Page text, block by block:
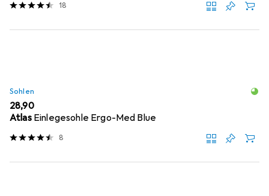
18
Sohlen
EUR
28,90
Atlas Einlegesohle Ergo-Med Blue
8